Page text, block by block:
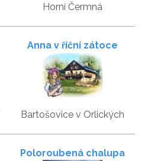
Horní Čermná
Anna v říční zátoce
Bartošovice v Orlických
horách
Poloroubená chalupa